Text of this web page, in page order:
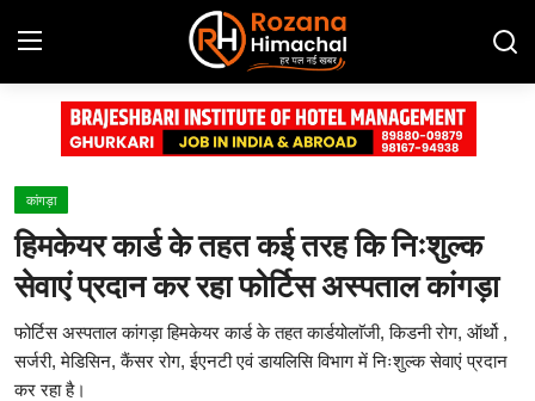
Login Register
Home
Contact
Advertisement Gallery
हिमाचल प्रदेश
कांगड़ा
हिमकेयर कार्ड के तहत कई तरह कि निःशुल्क
सेवाएं प्रदान कर रहा फोर्टिस अस्पताल कांगड़ा
फोर्टिस अस्पताल कांगड़ा हिमकेयर कार्ड के तहत कार्डयोलाॅजी, किडनी रोग, ऑर्थो ,
सर्जरी, मेडिसिन, कैंसर रोग, ईएनटी एवं डायलिसि विभाग में निःशुल्क सेवाएं प्रदान
कर रहा है।